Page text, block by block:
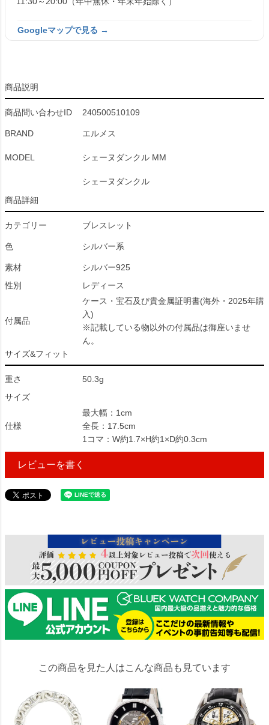
Googleマップで見る →
商品説明
商品問い合わせID 240500510109
BRAND エルメス
MODEL シェーヌダンクル MM
シェーヌダンクル
商品詳細
カテゴリー ブレスレット
色 シルバー系
素材
シルバー925
性別
レディース
付属品
ケース・宝石及び貴金属証明書(海外・2025年購
入)
※記載している物以外の付属品は御座いませ
ん。
サイズ&フィット
重さ
50.3g
サイズ
仕様
最大幅：1cm
全長：17.5cm
1コマ：W約1.7×H約1×D約0.3cm
レビューを書く
この商品を見た人はこんな商品も見ています